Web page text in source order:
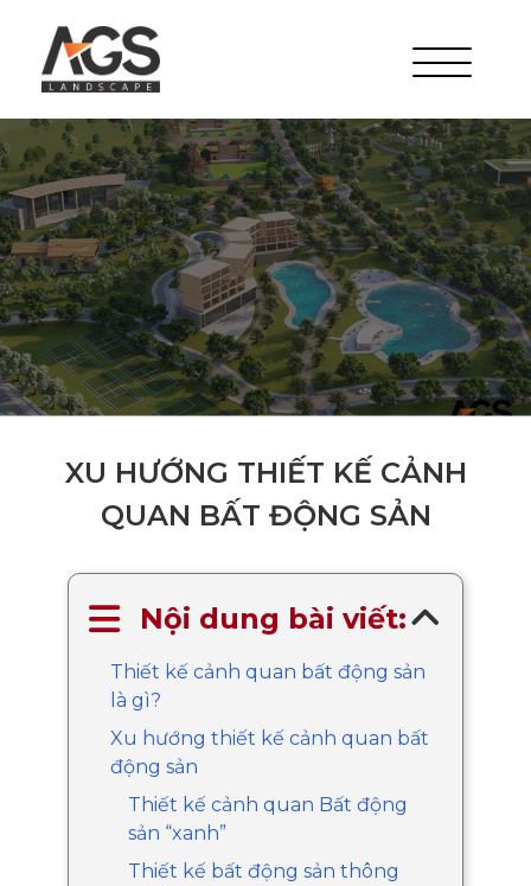
XU HƯỚNG THIẾT KẾ CẢNH
QUAN BẤT ĐỘNG SẢN
Nội dung bài viết:
Thiết kế cảnh quan bất động sản
là gì?
Xu hướng thiết kế cảnh quan bất
động sản
Thiết kế cảnh quan Bất động
sản “xanh”
Thiết kế bất động sản thông